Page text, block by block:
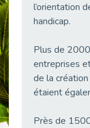
Publié le 18/05/2026
Publié le 12/05/2026
Publié le 12/05/2026
Publié le 04/05/2026
l’orientation
handicap.
Plus de
entreprises
de la
étaient
Près de